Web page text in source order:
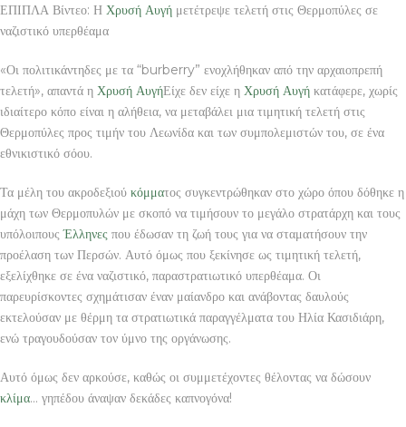
ΕΠΙΠΛΑ Βίντεο: Η Χρυσή Αυγή μετέτρεψε τελετή στις Θερμοπύλες σε
ναζιστικό υπερθέαμα
«Οι πολιτικάντηδες με τα “burberry” ενοχλήθηκαν από την αρχαιοπρεπή
τελετή», απαντά η Χρυσή ΑυγήΕίχε δεν είχε η Χρυσή Αυγή κατάφερε, χωρίς
ιδιαίτερο κόπο είναι η αλήθεια, να μεταβάλει μια τιμητική τελετή στις
Θερμοπύλες προς τιμήν του Λεωνίδα και των συμπολεμιστών του, σε ένα
εθνικιστικό σόου.
Τα μέλη του ακροδεξιού κόμματος συγκεντρώθηκαν στο χώρο όπου δόθηκε η
μάχη των Θερμοπυλών με σκοπό να τιμήσουν το μεγάλο στρατάρχη και τους
υπόλοιπουςΈλληνες που έδωσαν τη ζωή τους για να σταματήσουν την
προέλαση των Περσών. Αυτό όμως που ξεκίνησε ως τιμητική τελετή,
εξελίχθηκε σε ένα ναζιστικό, παραστρατιωτικό υπερθέαμα. Οι
παρευρίσκοντες σχημάτισαν έναν μαίανδρο και ανάβοντας δαυλούς
εκτελούσαν με θέρμη τα στρατιωτικά παραγγέλματα του Ηλία Κασιδιάρη,
ενώ τραγουδούσαν τον ύμνο της οργάνωσης.
Αυτό όμως δεν αρκούσε, καθώς οι συμμετέχοντες θέλοντας να δώσουν
κλίμα… γηπέδου άναψαν δεκάδες καπνογόνα!